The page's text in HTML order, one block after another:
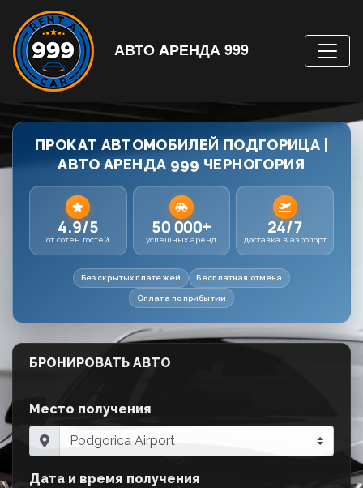
АВТО AРЕНДА 999
ПРОКАТ АВТОМОБИЛЕЙ ПОДГОРИЦА |
АВТО АРЕНДА 999 ЧЕРНОГОРИЯ
4.9/5
от сотен гостей
50 000+
успешных аренд
24/7
доставка в аэропорт
Без скрытых платежей Бесплатная отмена
Оплата по прибытии
БРОНИРОВАТЬ АВТО
Место получения
Дата и время получения